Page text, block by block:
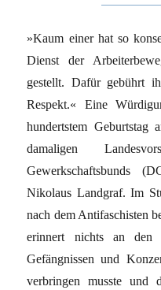
»Kaum einer hat so
Dienst der
gestellt. Dafür gebührt
Respekt.« Eine
hundertstem
damaligen
Gewerkschaftsbunds
Nikolaus Landgraf. Im
nach dem Antifaschisten
erinnert nichts an
Gefängnissen und
verbringen musste und